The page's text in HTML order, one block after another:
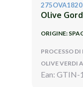
275OVA1820
Olive
ORIGINE:
PROCESSO
OLIVE VERDI
Ean: